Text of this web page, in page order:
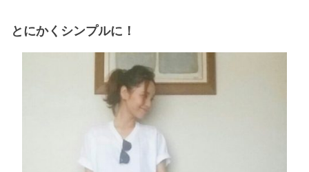
とにかくシンプルに！